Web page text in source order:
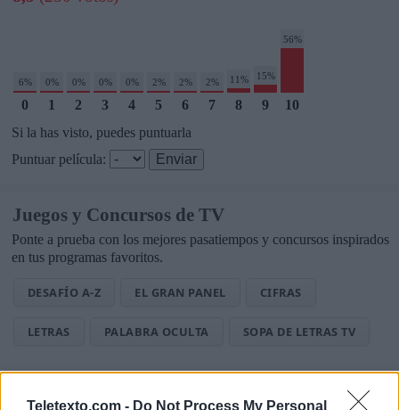
Teletexto.com - Do Not Process My Personal
6% 0% 0% 0% 0% 2% 2% 2% 11% 15%
56%
0 1 2 3 4 5 6 7 8 9
10
Si la has visto, puedes puntuarla
Puntuar película:
Juegos y Concursos de TV
Ponte a prueba con los mejores pasatiempos y concursos inspirados
en tus programas favoritos.
DESAFÍO A-Z EL GRAN PANEL CIFRAS
LETRAS PALABRA OCULTA SOPA DE LETRAS TV